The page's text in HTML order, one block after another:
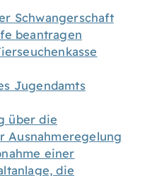
Schwangerschaft
beantragen
Jugendamts
über die
Ausnahmeregelung
einer
die